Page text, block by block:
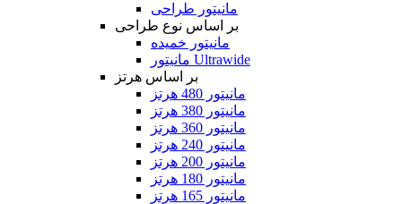
مانیتور طراحی
بر اساس نوع طراحی
مانیتور خمیده
مانیتور Ultrawide
بر اساس هرتز
مانیتور 480 هرتز
مانیتور 380 هرتز
مانیتور 360 هرتز
مانیتور 240 هرتز
مانیتور 200 هرتز
مانیتور 180 هرتز
مانیتور 165 هرتز